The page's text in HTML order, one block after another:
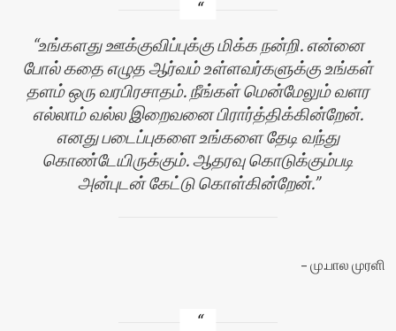
உங்களது ஊக்குவிப்புக்கு மிக்க நன்றி. என்னை
போல் கதை எழுத ஆர்வம் உள்ளவர்களுக்கு உங்கள்
தளம் ஒரு வரபிரசாதம். நீங்கள் மென்மேலும் வளர
எல்லாம் வல்ல இறைவனை பிரார்த்திக்கின்றேன்.
எனது படைப்புகளை உங்களை தேடி வந்து
கொண்டேயிருக்கும். ஆதரவு கொடுக்கும்படி
அன்புடன் கேட்டு கொள்கின்றேன்.
மு.பால முரளி